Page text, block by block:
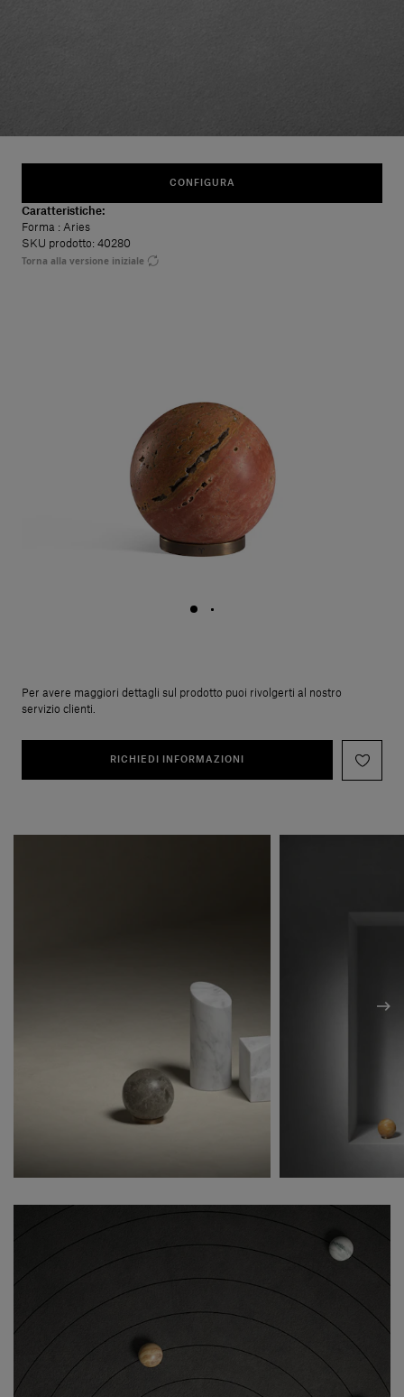
CONFIGURA
Caratteristiche:
Forma : Aries
SKU prodotto: 40280
Torna alla versione iniziale
Per avere maggiori dettagli sul prodotto puoi rivolgerti al nostro
servizio clienti.
RICHIEDI INFORMAZIONI